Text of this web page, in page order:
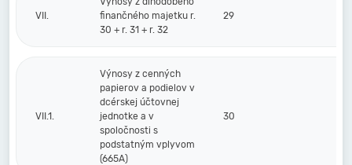
VII.
finančného majetku r.
30 + r. 31 + r. 32
29
VII.1.
Výnosy z cenných
papierov a podielov v
dcérskej účtovnej
jednotke a v
spoločnosti s
podstatným vplyvom
(665A)
30